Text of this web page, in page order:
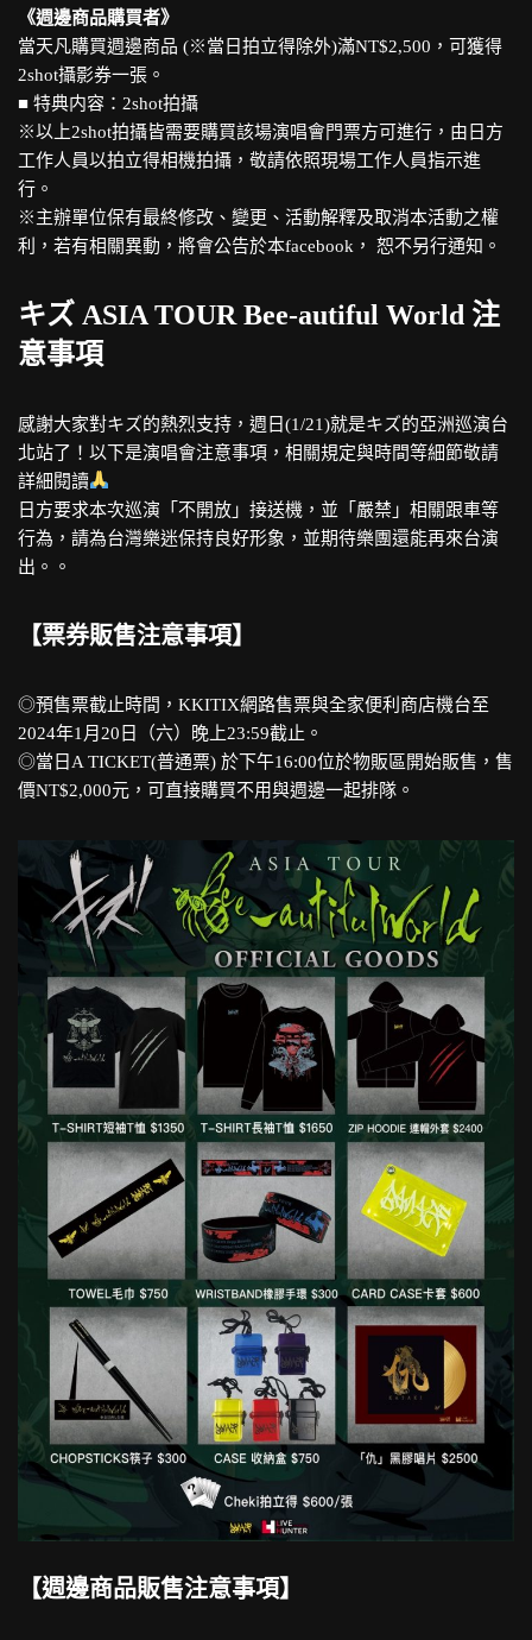
《週邊商品購買者》
當天凡購買週邊商品 (※當日拍立得除外)滿NT$2,500，可獲得
2shot攝影券一張。
■ 特典内容：2shot拍攝
※以上2shot拍攝皆需要購買該場演唱會門票方可進行，由日方
工作人員以拍立得相機拍攝，敬請依照現場工作人員指示進
行。
※主辦單位保有最終修改、變更、活動解釋及取消本活動之權
利，若有相關異動，將會公告於本facebook， 恕不另行通知。
キズ ASIA TOUR Bee-autiful World 注
意事項
感謝大家對キズ的熱烈支持，週日(1/21)就是キズ的亞洲巡演台
北站了！以下是演唱會注意事項，相關規定與時間等細節敬請
詳細閱讀
日方要求本次巡演「不開放」接送機，並「嚴禁」相關跟車等
行為，請為台灣樂迷保持良好形象，並期待樂團還能再來台演
出。。
【票券販售注意事項】
◎預售票截止時間，KKITIX網路售票與全家便利商店機台至
2024年1月20日（六）晚上23:59截止。
◎當日A TICKET(普通票) 於下午16:00位於物販區開始販售，售
價NT$2,000元，可直接購買不用與週邊一起排隊。
【週邊商品販售注意事項】